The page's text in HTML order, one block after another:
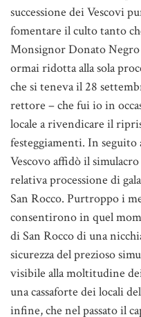
successione dei Vescovi
fomentare il culto tanto
Monsignor Donato Negro
ormai ridotta alla sola
che si teneva il 28
rettore – che fui io in
locale a rivendicare il
festeggiamenti. In seguito
Vescovo affidò il
relativa processione di
San Rocco. Purtroppo i
consentirono in quel
di San Rocco di una
sicurezza del prezioso
visibile alla moltitudine
una cassaforte dei locali
infine, che nel passato il